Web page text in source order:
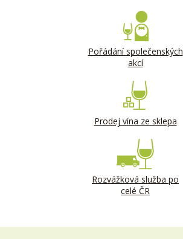
Pořádání společenských
akcí
Prodej vína ze sklepa
Rozvážková služba po
celé ČR